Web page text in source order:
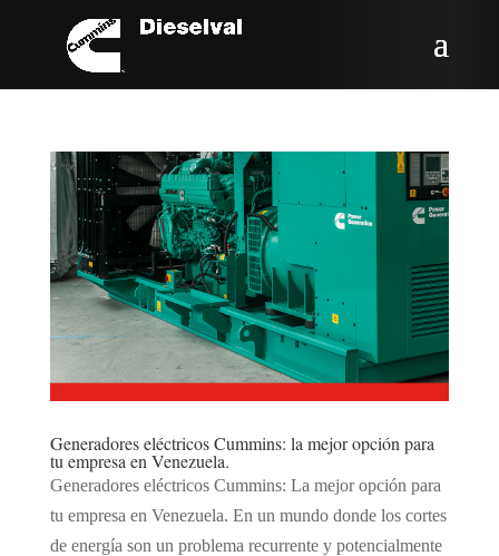
Generadores eléctricos Cummins: la mejor opción para
tu empresa en Venezuela.
Generadores eléctricos Cummins: La mejor opción para
tu empresa en Venezuela. En un mundo donde los cortes
de energía son un problema recurrente y potencialmente